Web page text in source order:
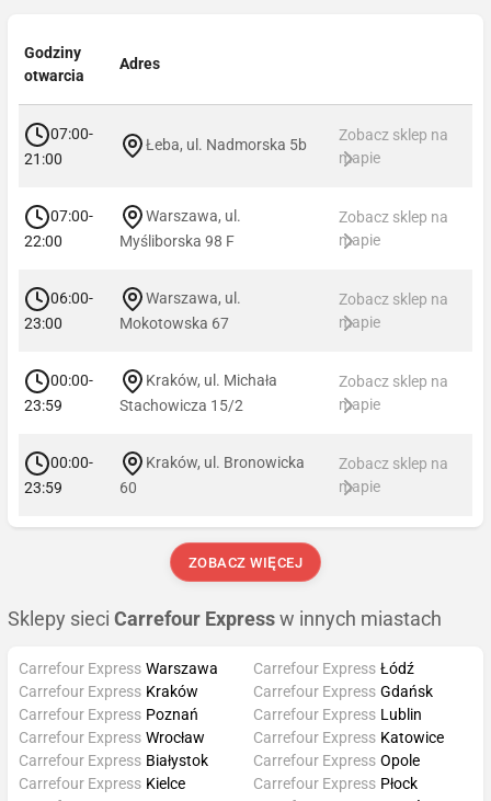
Godziny
otwarcia
Adres
07:00-
21:00
Łeba, ul. Nadmorska 5b
Zobacz sklep na
mapie
07:00-
22:00
Warszawa, ul.
Myśliborska 98 F
Zobacz sklep na
mapie
06:00-
23:00
Warszawa, ul.
Mokotowska 67
Zobacz sklep na
mapie
00:00-
23:59
Kraków, ul. Michała
Stachowicza 15/2
Zobacz sklep na
mapie
00:00-
23:59
Kraków, ul. Bronowicka
60
Zobacz sklep na
mapie
ZOBACZ WIĘCEJ
Sklepy sieci Carrefour Express w innych miastach
Carrefour Express Warszawa
Carrefour Express Kraków
Carrefour Express Poznań
Carrefour Express Wrocław
Carrefour Express Łódź
Carrefour Express Gdańsk
Carrefour Express Lublin
Carrefour Express Katowice
Carrefour Express Białystok
Carrefour Express Kielce
Carrefour Express Opole
Carrefour Express Płock